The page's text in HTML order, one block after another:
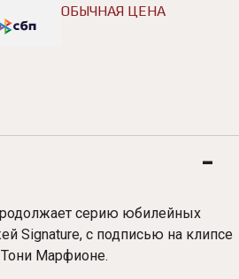
ОБЫЧНАЯ ЦЕНА
серию юбилейных
Signature, с подписью на клипсе
Марфионе.